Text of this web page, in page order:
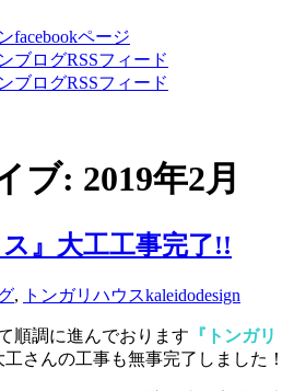
ブ: 2019年2月
』大工工事完了!!
, トンガリハウスkaleidodesign
順調に進んでおります 『トンガリ
工さんの工事も無事完了しました！